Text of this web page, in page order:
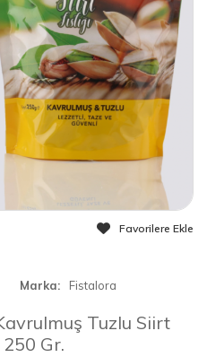
Favorilere Ekle
Marka Fistalora
Tuzlu Siirt
250 Gr.